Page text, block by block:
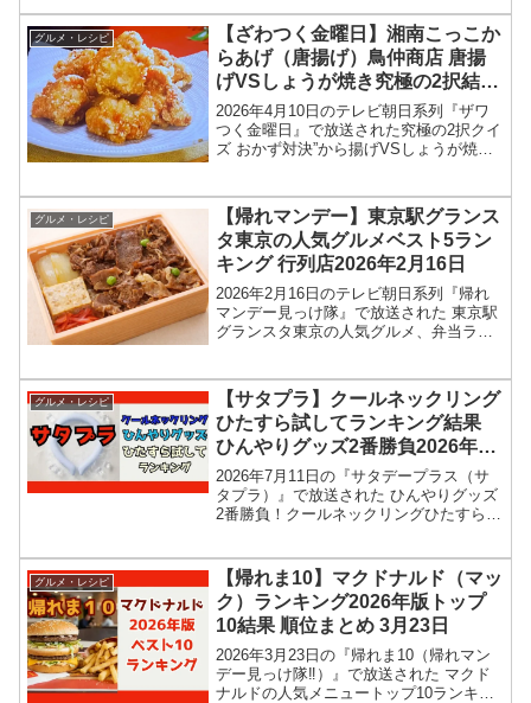
は、全国の激レア限定グル獲得を目指し
て、高嶋...
グルメ・レシピ
【ざわつく金曜日】湘南こっこか
らあげ（唐揚げ）鳥仲商店 唐揚
げVSしょうが焼き究極の2択結
果・お店情報2026年4月10日
2026年4月10日のテレビ朝日系列『ザワ
つく金曜日』で放送された究極の2択クイ
ズ おかず対決”から揚げVSしょうが焼
回のざわつく金曜日では、おかずの定
番、唐揚げと生...
グルメ・レシピ
【帰れマンデー】東京駅グランス
タ東京の人気グルメベスト5ラン
キング 行列店2026年2月16日
2026年2月16日のテレビ朝日系列『帰れ
マンデー見っけ隊』で放送された 東京駅
グランスタ東京の人気グルメ、弁当ラン
東京駅グランスタ東京の人気弁当ランキ
ングが特集...
グルメ・レシピ
【サタプラ】クールネックリング
ひたすら試してランキング結果
ひんやりグッズ2番勝負2026年7
月11日
2026年7月11日の『サタデープラス（サ
タプラ）』で放送された ひんやりグッズ
2番勝負！クールネックリングひたすら試
最新情報をもとに、人気生活雑貨のひん
やりグッズ２番...
グルメ・レシピ
【帰れま10】マクドナルド（マッ
ク）ランキング2026年版トップ
10結果 順位まとめ 3月23日
2026年3月23日の『帰れま10（帰れマン
デー見っけ隊‼︎）』で放送された マクド
ナルドの人気メニュートップ10ランキン